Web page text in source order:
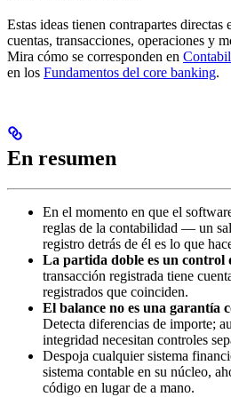
Estas ideas tienen contrapartes
cuentas, transacciones, operaciones y
Mira cómo se corresponden en
en los Fundamentos del core banking.
En resumen
En el momento en que el
reglas de la contabilidad — un
registro detrás de él es lo que
La partida doble es un control
transacción registrada tiene
registrados que coinciden.
El balance no es una garantía
Detecta diferencias de importe;
integridad necesitan controles
Despoja cualquier sistema
sistema contable en su núcleo,
código en lugar de a mano.